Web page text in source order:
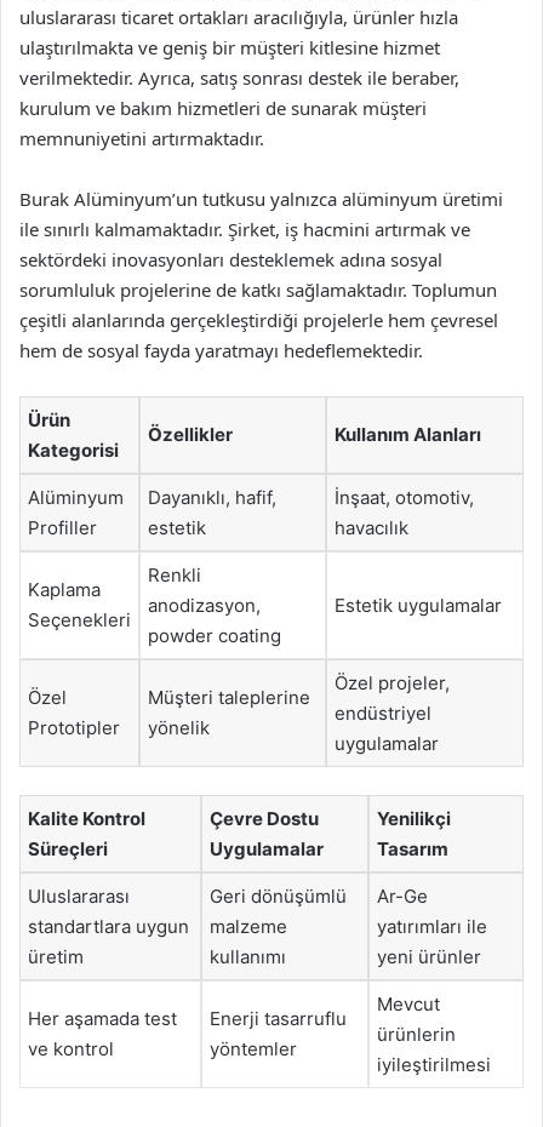
uluslararası ticaret ortakları aracılığıyla, ürünler hızla
ulaştırılmakta ve geniş bir müşteri kitlesine hizmet
verilmektedir. Ayrıca, satış sonrası destek ile beraber,
kurulum ve bakım hizmetleri de sunarak müşteri
memnuniyetini artırmaktadır.
Burak Alüminyum’un tutkusu yalnızca alüminyum üretimi
ile sınırlı kalmamaktadır. Şirket, iş hacmini artırmak ve
sektördeki inovasyonları desteklemek adına sosyal
sorumluluk projelerine de katkı sağlamaktadır. Toplumun
çeşitli alanlarında gerçekleştirdiği projelerle hem çevresel
hem de sosyal fayda yaratmayı hedeflemektedir.
Ürün
Kategorisi
Özellikler Kullanım Alanları
Alüminyum
Profiller
Dayanıklı, hafif,
estetik
İnşaat, otomotiv,
havacılık
Kaplama
Seçenekleri
Renkli
anodizasyon,
powder coating
Estetik uygulamalar
Özel
Prototipler
Müşteri taleplerine
yönelik
Özel projeler,
endüstriyel
uygulamalar
Kalite Kontrol
Süreçleri
Çevre Dostu
Uygulamalar
Yenilikçi
Tasarım
Uluslararası
standartlara uygun
üretim
Geri dönüşümlü
malzeme
kullanımı
Ar-Ge
yatırımları ile
yeni ürünler
Her aşamada test
ve kontrol
Enerji tasarruflu
yöntemler
Mevcut
ürünlerin
iyileştirilmesi